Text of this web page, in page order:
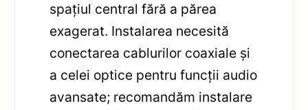
spațiul central fără a părea
exagerat. Instalarea necesită
conectarea cablurilor coaxiale și
a celei optice pentru funcții audio
avansate; recomandăm instalare